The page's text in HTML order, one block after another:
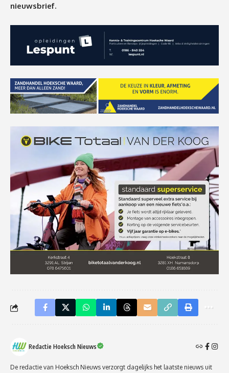
nieuwsbrief.
Redactie Hoeksch Nieuws
De redactie van Hoeksch Nieuws verzorgt dagelijks het laatste nieuws uit